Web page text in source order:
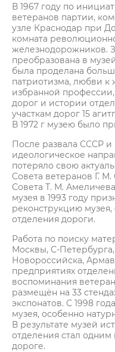
В 1967 году по
ветеранов партии,
узле Краснодар при
комната
железнодорожников.
преобразована в
была проделана
патриотизма, любви
избранной
дорог и истории
участкам дорог 15
В 1972 г музею было
После развала СССР
идеологическое
потеряло свою
Совета ветеранов Г.
Совета Т. М.
музея в 1993 году
реконструкцию
отделения дороги.
Работа по поиску
Москвы, С-
Новороссийска,
предприятиях
воспоминания
размещён на 33
экспонатов. С 1998
музея, особенно
В результате музей
отделения стал
дороге.